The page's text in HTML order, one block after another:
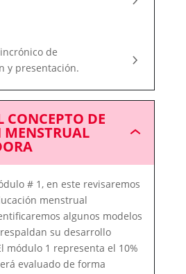
de
y presentación.
DE
Módulo
DE
MENSTRUAL
# 1, en este revisaremos
menstrual
algunos modelos
su desarrollo
módulo 1 representa el 10%
evaluado de forma